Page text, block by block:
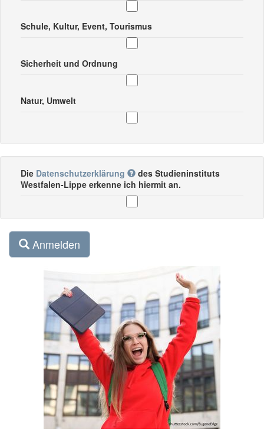
Schule, Kultur, Event, Tourismus
Sicherheit und Ordnung
Natur, Umwelt
Die Datenschutzerklärung
des Studieninstituts
Westfalen-Lippe erkenne ich hiermit an.
Anmelden